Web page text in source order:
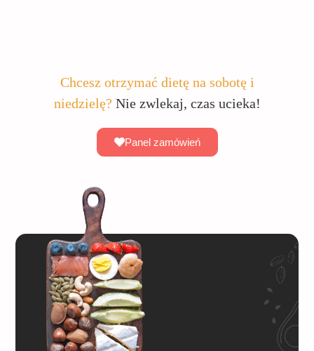
Chcesz otrzymać dietę na sobotę i
niedzielę? Nie zwlekaj, czas ucieka!
Panel zamówień